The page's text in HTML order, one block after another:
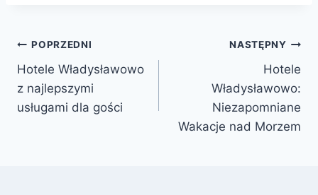
Nawigacja
wpisu
POPRZEDNI
Hotele Władysławowo
z najlepszymi
usługami dla gości
NASTĘPNY
Hotele
Władysławowo:
Niezapomniane
Wakacje nad Morzem